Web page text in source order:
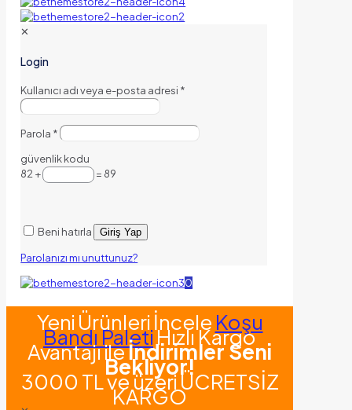
✕
Login
Kullanıcı adı veya e-posta adresi *
Parola *
güvenlik kodu
82 +
= 89
Beni hatırla Giriş Yap
Parolanızı mı unuttunuz?
0
Yeni Ürünleri İncele Koşu
Bandı PaletiHızlı Kargo
Avantajı ileİndirimler Seni
Bekliyor!
3000 TL ve üzeri ÜCRETSİZ
KARGO